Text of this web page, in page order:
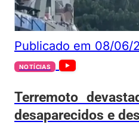
Publicado em 08/06/
NOTÍCIAS
Terremoto
desaparecidos e